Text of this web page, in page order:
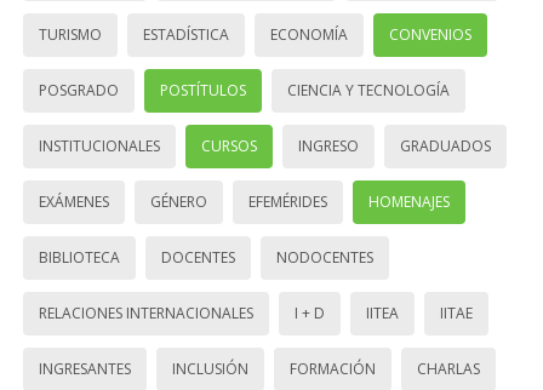
TURISMO ESTADÍSTICA ECONOMÍA CONVENIOS
POSGRADO POSTÍTULOS CIENCIA Y TECNOLOGÍA
INSTITUCIONALES CURSOS INGRESO GRADUADOS
EXÁMENES GÉNERO EFEMÉRIDES HOMENAJES
BIBLIOTECA DOCENTES NODOCENTES
RELACIONES INTERNACIONALES I + D IITEA IITAE
INGRESANTES INCLUSIÓN FORMACIÓN CHARLAS